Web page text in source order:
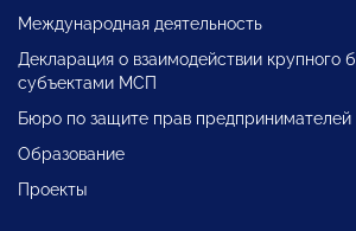
Международная деятельность
Декларация о взаимодействии крупного
субъектами МСП
Бюро по защите прав предпринимателей
Образование
Проекты